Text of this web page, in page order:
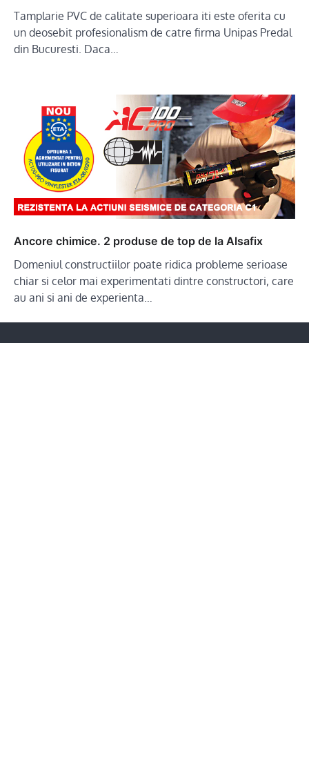
Tamplarie PVC de calitate superioara iti este oferita cu
un deosebit profesionalism de catre firma Unipas Predal
din Bucuresti. Daca…
Ancore chimice. 2 produse de top de la Alsafix
Domeniul constructiilor poate ridica probleme serioase
chiar si celor mai experimentati dintre constructori, care
au ani si ani de experienta…